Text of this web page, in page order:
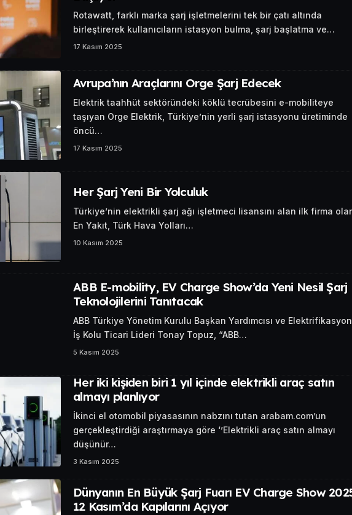
Rotawatt, farklı marka şarj işletmelerini tek bir çatı altında
birleştirerek kullanıcıların istasyon bulma, şarj başlatma ve…
17 Kasım 2025
Avrupa’nın Araçlarını Orge Şarj Edecek
Elektrik taahhüt sektöründeki köklü tecrübesini e-mobiliteye
taşıyan Orge Elektrik, Türkiye’nin yerli şarj istasyonu üretiminde
öncü…
17 Kasım 2025
Her Şarj Yeni Bir Yolculuk
Türkiye’nin elektrikli şarj ağı işletmeci lisansını alan ilk firma
En Yakıt, Türk Hava Yolları…
10 Kasım 2025
ABB E-mobility, EV Charge Show’da Yeni Nesil Şarj
Teknolojilerini Tanıtacak
ABB Türkiye Yönetim Kurulu Başkan Yardımcısı ve Elektrifikasyon
İş Kolu Ticari Lideri Tonay Topuz, “ABB…
5 Kasım 2025
Her iki kişiden biri 1 yıl içinde elektrikli araç satın
almayı planlıyor
İkinci el otomobil piyasasının nabzını tutan arabam.com’un
gerçekleştirdiği araştırmaya göre ‘’Elektrikli araç satın almayı
düşünür…
3 Kasım 2025
Dünyanın En Büyük Şarj Fuarı EV Charge Show
12 Kasım’da Kapılarını Açıyor